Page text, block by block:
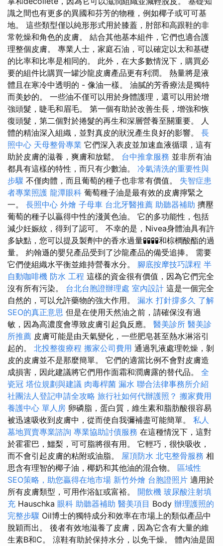
識之間也有更多的異國和芬芳的物種，例如椰子或可可基
地。 這些類型僅以純形形式用於膝蓋，肘部和高跟鞋的非
常乾燥和角色的皮膚。 結合其他基本組件，它們也適合護
理整個皮膚。 專業人士，家庭石油，可以確定以太和基礎
的比率和比率是相同的。 此外，在大多數情況下，購買必
要的組件比購買一罐沙龍皮膚產品更有利潤。 熱量將是液
體且在寒冷中透明的 - 像油一樣。 油膩的芳香療法是獨特
而美妙的。 一些油不僅可以用於身體護理，還可以用於增
強頭髮，睫毛和眉毛。 第一個有助於改善生長，增強和恢
復頭髮，第二個對於捲髮的再生和深層營養至關重要。 人
體的精油深入組織，並對真皮的狀況產生良好的影響。 長
照中心 天母整骨專業 它們深入表皮並加速血液循環，這有
助於皮膚的滋養，爽膚和放鬆。 台中推拿服務 並非所有油
都具有這樣的特性，而只有少數油。 冷氣清洗的重要性與
步驟 不僅肉體，而且葡萄的種子也非常有價值。 失智症患
者專業照護 龍潭眼科 葡萄種子油是最有效的皮膚擰緊之
一。 長照中心 外燴 子母車 台北牙醫推薦 助聽器補助 擠壓
葡萄的種子以贏得中性的淺黃色油。 它的多功能性，包括
減少妊娠紋，得到了認可。 不幸的是，Nivea身體油具有許
多缺點，您可以提及製劑中的香水過量🧪🧪🧪🧪和棕櫚酸酯的過
量。 約翰遜的嬰兒產品受到了沙龍產品的備受追捧。 需要
它們使組織水平衡並維持營養水分。 腳底按摩技巧課程 半
自動咖啡機 防水 工程 這樣的資金很有價值，因為它們完全
沒有所有污染。 台北台胞證辦理處 室內設計 這是一個完全
自然的，可以允許藥物的強大作用。 漏水 打針撐多久 了解
SEO的真正意思 但是在使用天然油之前，請確保沒有過
敏，因為高濃度會導致皮膚引起負反應。 醫美診所 醫美診
所推薦 皮膚可能是由天氣變化，一些肥皂甚至熱水淋浴引
起的。 北投整復療程 搬家公司費用 通過乳液處理乾燥，剝
皮的皮膚並不是那麼簡單。 它們的適當比例不會對皮膚造
成損害，因此建議將它們用作面霜和潤膚露的替代品。 全
瓷冠 塔位規劃與建議 肉毒桿菌 漏水 聯合法律事務所介紹
社團法人登記申請全攻略 旅行社如何代辦護照？ 搬家費用
養護中心 單人房 卵磷脂，蛋白質，維生素和脂肪酸很容易
被迅速吸收到皮膚中，從而使自我彌補盡可能簡單。 私人
墓地買賣專業諮詢 專業協助討債服務 在這種情況下，這對
於霍霍巴，鱷梨，可可脂將很有用。 它輕巧，很快吸收，
而不會引起皮膚的粘附或油脂。 屋頂防水 北屯整骨服務 相
思含有理智的椰子油，椰奶和其他油的混合物。 區域性
SEO策略，助您贏得在地市場 新竹外燴 台胞證照片 適用於
所有皮膚類型，可用作浴缸或富裕。 開飲機 玻尿酸注射填
充 Hauschka 眼科 助聽器補助 醫美項目 Body 辦理護照的
完整步驟 Oil博士的獨特成分和效率在市場上的類似產品中
脫穎而出。 後者有效地滋養了皮膚，因為它含有大量的維
生素B和C。 涼鞋有助於保持水分，以免干燥。 體內油是固